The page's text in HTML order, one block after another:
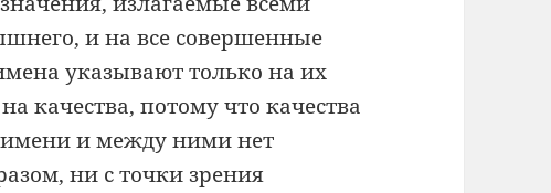
и на все совершенные
указывают только на их
качества, потому что качества
имени и между ними нет
ни с точки зрения